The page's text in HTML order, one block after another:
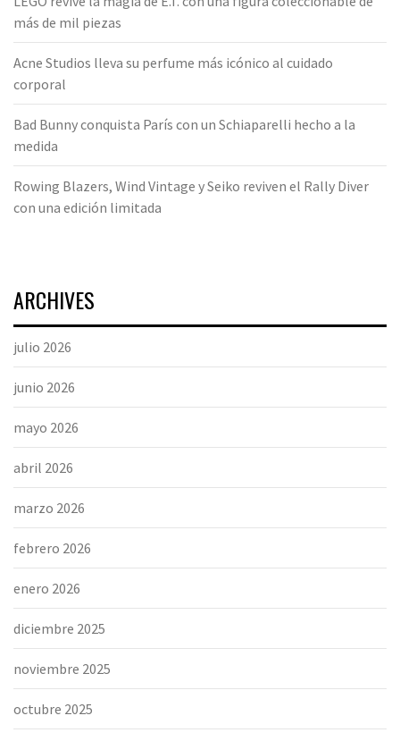
más de mil piezas
Acne Studios lleva su perfume más icónico al cuidado
corporal
Bad Bunny conquista París con un Schiaparelli hecho a la
medida
Rowing Blazers, Wind Vintage y Seiko reviven el Rally Diver
con una edición limitada
ARCHIVES
julio 2026
junio 2026
mayo 2026
abril 2026
marzo 2026
febrero 2026
enero 2026
diciembre 2025
noviembre 2025
octubre 2025